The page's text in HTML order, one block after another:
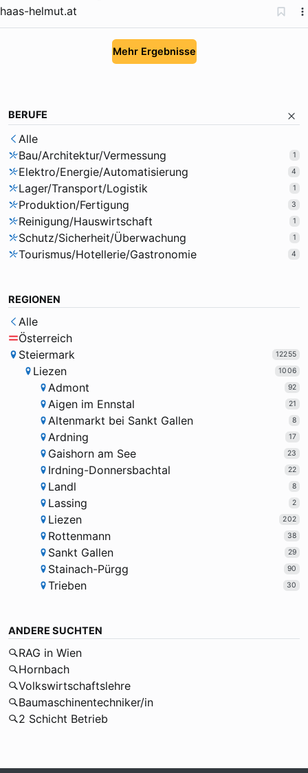
haas-helmut.at
Mehr Ergebnisse
BERUFE
Alle
Bau/Architektur/Vermessung
1
Elektro/Energie/Automatisierung 4
Lager/Transport/Logistik 1
Produktion/Fertigung 3
Reinigung/Hauswirtschaft 1
Schutz/Sicherheit/Überwachung 1
Tourismus/Hotellerie/Gastronomie 4
REGIONEN
Alle
Österreich
Steiermark
12255
Liezen 1006
Admont 92
Aigen im Ennstal 21
Altenmarkt bei Sankt Gallen 8
Ardning 17
Gaishorn am See 23
Irdning-Donnersbachtal 22
Landl 8
Lassing 2
Liezen 202
Rottenmann 38
Sankt Gallen 29
Stainach-Pürgg 90
Trieben 30
ANDERE SUCHTEN
RAG in Wien
Hornbach
Volkswirtschaftslehre
Baumaschinentechniker/in
2 Schicht Betrieb